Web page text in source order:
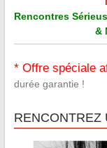
Rencontres
&
* Offre spéciale
durée garantie !
RENCONTREZ